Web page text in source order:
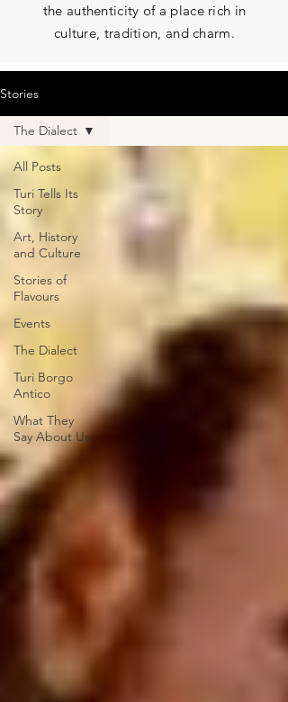
the authenticity of a place rich in
culture, tradition, and charm.
Stories
All Posts
Turi Tells Its
Story
Art, History
and Culture
Stories of
Flavours
Events
The Dialect
Turi Borgo
Antico
What They
Say About Us
The Dialect